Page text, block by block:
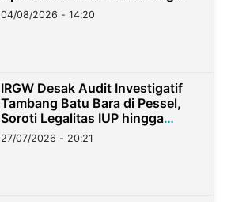
04/08/2026 - 14:20
IRGW Desak Audit Investigatif
Tambang Batu Bara di Pessel,
Soroti Legalitas IUP hingga
Stockpile
27/07/2026 - 20:21